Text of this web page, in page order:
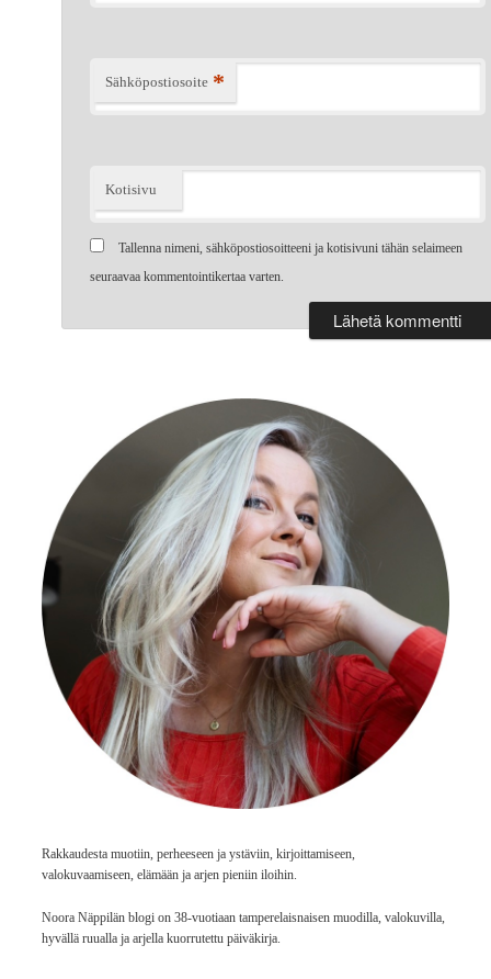
Sähköpostiosoite *
Kotisivu
Tallenna nimeni, sähköpostiosoitteeni ja kotisivuni tähän selaimeen
seuraavaa kommentointikertaa varten.
Rakkaudesta muotiin, perheeseen ja ystäviin, kirjoittamiseen,
valokuvaamiseen, elämään ja arjen pieniin iloihin.
Noora Näppilän blogi on 38-vuotiaan tamperelaisnaisen muodilla, valokuvilla,
hyvällä ruualla ja arjella kuorrutettu päiväkirja.